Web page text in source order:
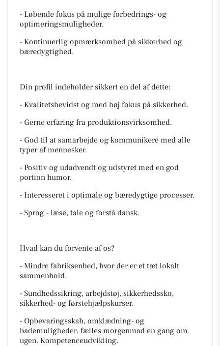
- Løbende fokus på mulige forbedrings- og
optimeringsmuligheder.
- Kontinuerlig opmærksomhed på sikkerhed og
bæredygtighed.
Din profil indeholder sikkert en del af dette:
- Kvalitetsbevidst og med høj fokus på sikkerhed.
- Gerne erfaring fra produktionsvirksomhed.
- God til at samarbejde og kommunikere med alle
typer af mennesker.
- Positiv og udadvendt og udstyret med en god
portion humor.
- Interesseret i optimale og bæredygtige processer.
- Sprog - læse, tale og forstå dansk.
Hvad kan du forvente af os?
- Mindre fabriksenhed, hvor der er et tæt lokalt
sammenhold.
- Sundhedssikring, arbejdstøj, sikkerhedssko,
sikkerhed- og førstehjælpskurser.
- Opbevaringsskab, omklædning- og
bademuligheder, fælles morgenmad en gang om
ugen. Kompetenceudvikling.